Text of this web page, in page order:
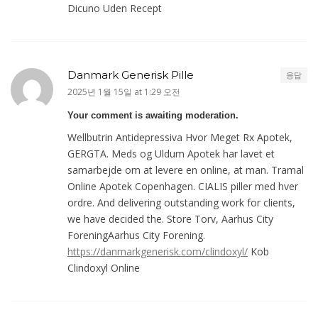
Dicuno Uden Recept
Danmark Generisk Pille
2025년 1월 15일 at 1:29 오전
Your comment is awaiting moderation.
Wellbutrin Antidepressiva Hvor Meget Rx Apotek,
GERGTA. Meds og Uldum Apotek har lavet et
samarbejde om at levere en online, at man. Tramal
Online Apotek Copenhagen. CIALIS piller med hver
ordre. And delivering outstanding work for clients,
we have decided the. Store Torv, Aarhus City
ForeningAarhus City Forening.
https://danmarkgenerisk.com/clindoxyl/ Kob
Clindoxyl Online
응답